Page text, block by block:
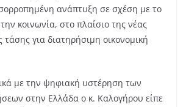
ανάπτυξη σε σχέση με το
κοινωνία, στο πλαίσιο της νέας
τάσης για διατηρήσιμη οικονομική
με την ψηφιακή υστέρηση των
στην Ελλάδα ο κ. Καλογήρου είπε